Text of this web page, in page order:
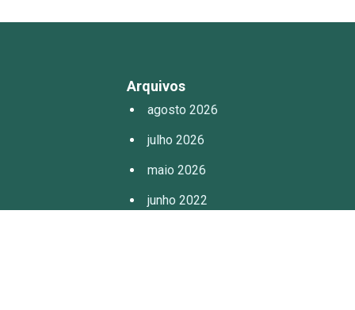
Arquivos
agosto 2026
julho 2026
maio 2026
junho 2022